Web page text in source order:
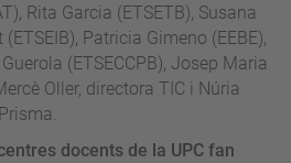
Rita Garcia (ETSETB), Susana
Patricia Gimeno (EEBE),
(ETSECCPB), Josep Maria
Oller, directora TIC i Núria
docents de la UPC fan